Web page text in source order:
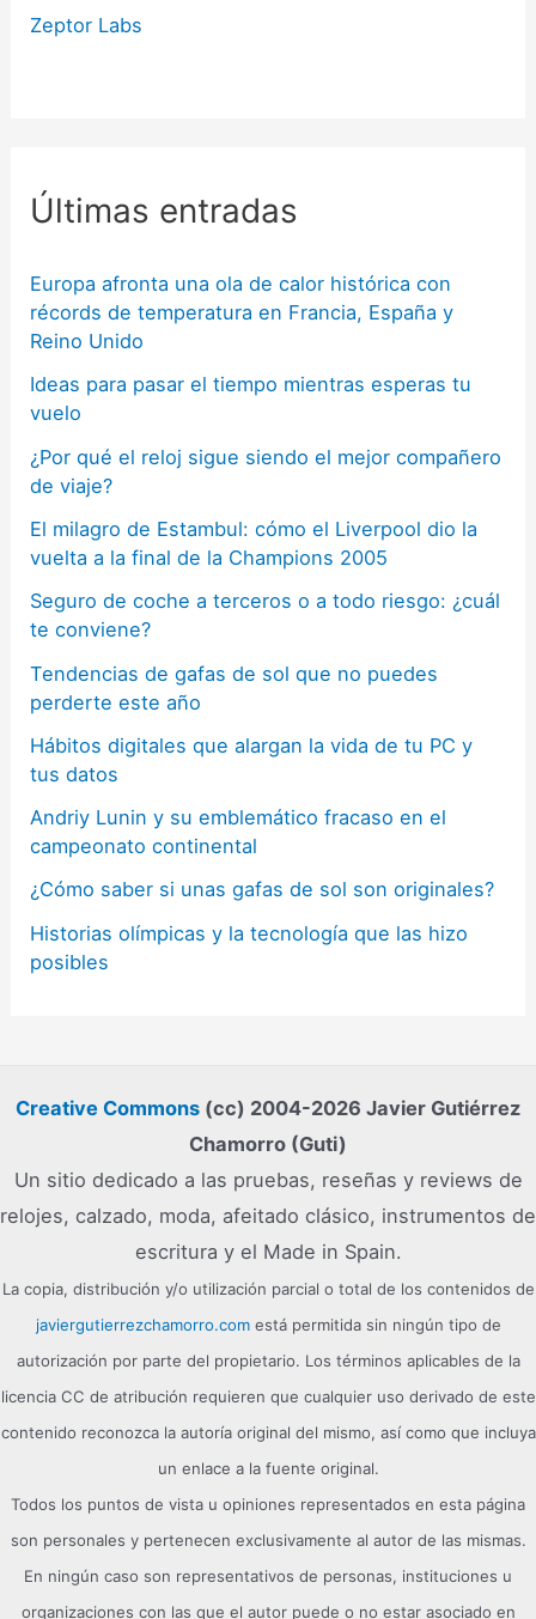
Zeptor Labs
Últimas entradas
Europa afronta una ola de calor histórica con
récords de temperatura en Francia, España y
Reino Unido
Ideas para pasar el tiempo mientras esperas tu
vuelo
¿Por qué el reloj sigue siendo el mejor compañero
de viaje?
El milagro de Estambul: cómo el Liverpool dio la
vuelta a la final de la Champions 2005
Seguro de coche a terceros o a todo riesgo: ¿cuál
te conviene?
Tendencias de gafas de sol que no puedes
perderte este año
Hábitos digitales que alargan la vida de tu PC y
tus datos
Andriy Lunin y su emblemático fracaso en el
campeonato continental
¿Cómo saber si unas gafas de sol son originales?
Historias olímpicas y la tecnología que las hizo
posibles
Creative Commons (cc) 2004-2026 Javier Gutiérrez
Chamorro (Guti)
Un sitio dedicado a las pruebas, reseñas y reviews de
relojes, calzado, moda, afeitado clásico, instrumentos de
escritura y el Made in Spain.
La copia, distribución y/o utilización parcial o total de los contenidos de
javiergutierrezchamorro.comestá permitida sin ningún tipo de
autorización por parte del propietario. Los términos aplicables de la
licencia CC de atribución requieren que cualquier uso derivado de este
contenido reconozca la autoría original del mismo, así como que incluya
un enlace a la fuente original.
Todos los puntos de vista u opiniones representados en esta página
son personales y pertenecen exclusivamente al autor de las mismas.
En ningún caso son representativos de personas, instituciones u
organizaciones con las que el autor puede o no estar asociado en